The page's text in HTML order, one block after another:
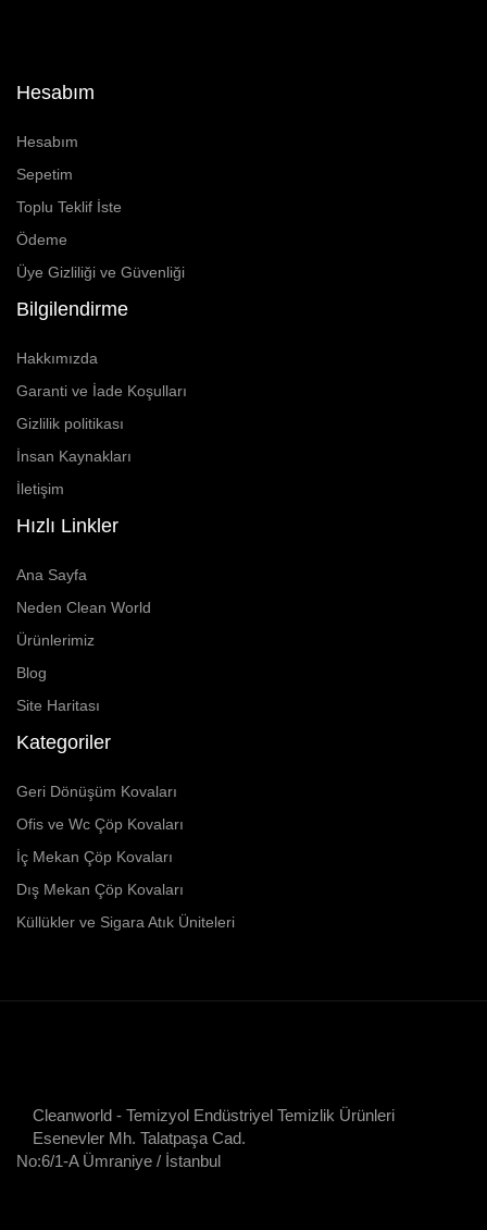
Hesabım
Hesabım
Sepetim
Toplu Teklif İste
Ödeme
Üye Gizliliği ve Güvenliği
Bilgilendirme
Hakkımızda
Garanti ve İade Koşulları
Gizlilik politikası
İnsan Kaynakları
İletişim
Hızlı Linkler
Ana Sayfa
Neden Clean World
Ürünlerimiz
Blog
Site Haritası
Kategoriler
Geri Dönüşüm Kovaları
Ofis ve Wc Çöp Kovaları
İç Mekan Çöp Kovaları
Dış Mekan Çöp Kovaları
Küllükler ve Sigara Atık Üniteleri
Cleanworld - Temizyol Endüstriyel Temizlik Ürünleri
Esenevler Mh. Talatpaşa Cad.
No:6/1-A Ümraniye / İstanbul